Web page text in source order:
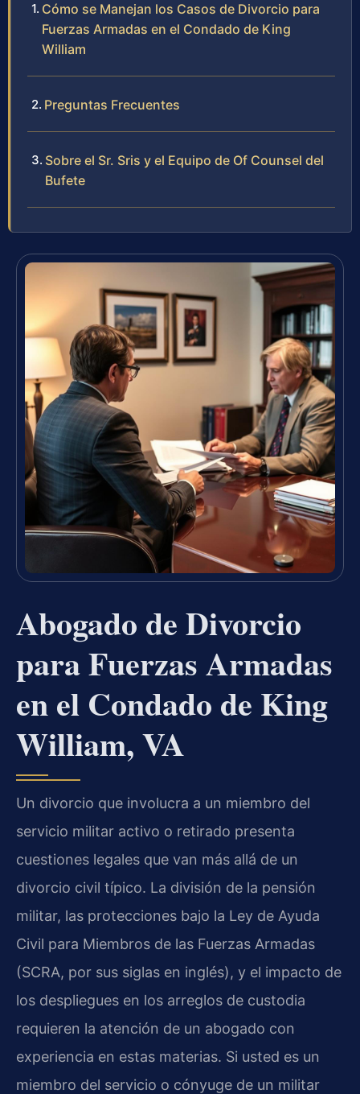
Cómo se Manejan los Casos de Divorcio para
Fuerzas Armadas en el Condado de King
William
Preguntas Frecuentes
Sobre el Sr. Sris y el Equipo de Of Counsel del
Bufete
Abogado de Divorcio
para Fuerzas Armadas
en el Condado de King
William, VA
Un divorcio que involucra a un miembro del
servicio militar activo o retirado presenta
cuestiones legales que van más allá de un
divorcio civil típico. La división de la pensión
militar, las protecciones bajo la Ley de Ayuda
Civil para Miembros de las Fuerzas Armadas
(SCRA, por sus siglas en inglés), y el impacto de
los despliegues en los arreglos de custodia
requieren la atención de un abogado con
experiencia en estas materias. Si usted es un
miembro del servicio o cónyuge de un militar